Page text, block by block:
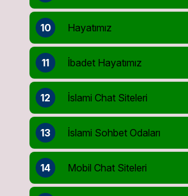
10 Hayatımız
11 İbadet Hayatımız
12 İslami Chat Siteleri
13 İslami Sohbet Odaları
14 Mobil Chat Siteleri